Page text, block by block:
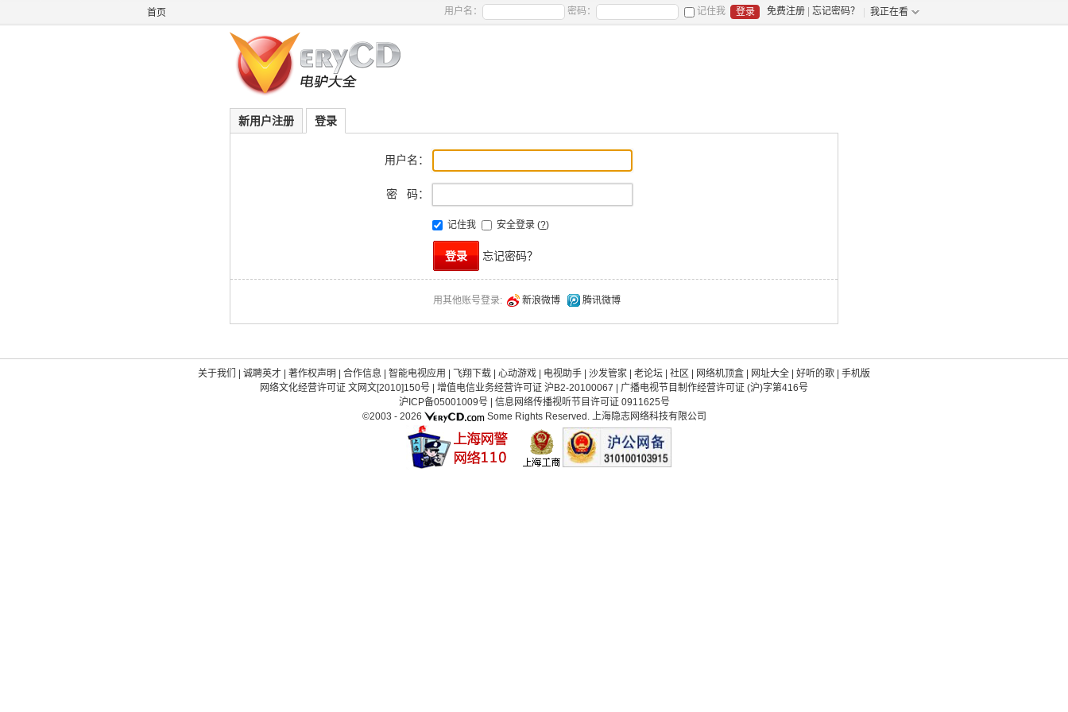
首页 用户名： 密码： 记住我 免费注册 忘记密码？ 我正在看
新用户注册 登录
用户名：
密 码：
记住我 安全登录 (?)
忘记密码？
用其他账号登录: 新浪微博 腾讯微博
关于我们 诚聘英才 著作权声明 合作信息 智能电视应用 飞翔下载 心动游戏 电视助手 沙发管家 老论坛 社区 网络机顶盒 网址大全 好听的歌
手机版
网络文化经营许可证 文网文[2010]150号
增值电信业务经营许可证 沪B2-20100067
广播电视节目制作经营许可证 (沪)字第416号
沪ICP备05001009号| 信息网络传播视听节目许可证 0911625号
©2003 - 2026 Some Rights Reserved.上海隐志网络科技有限公司